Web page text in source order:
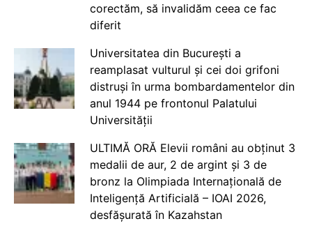
corectăm, să invalidăm ceea ce fac
diferit
Universitatea din București a
reamplasat vulturul și cei doi grifoni
distruși în urma bombardamentelor din
anul 1944 pe frontonul Palatului
Universității
ULTIMĂ ORĂ Elevii români au obținut 3
medalii de aur, 2 de argint și 3 de
bronz la Olimpiada Internațională de
Inteligență Artificială – IOAI 2026,
desfășurată în Kazahstan